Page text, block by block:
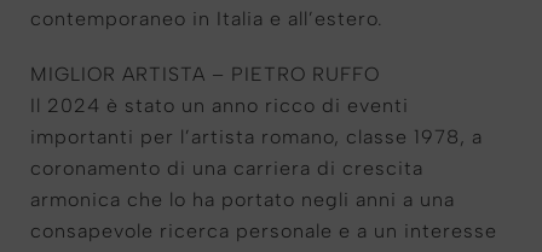
contemporaneo in Italia e all’estero.
MIGLIOR ARTISTA – PIETRO RUFFO
Il 2024 è stato un anno ricco di eventi
importanti per l’artista romano, classe 1978, a
coronamento di una carriera di crescita
armonica che lo ha portato negli anni a una
consapevole ricerca personale e a un interesse